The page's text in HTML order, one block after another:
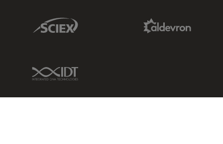
Sciex Link
IDT Link